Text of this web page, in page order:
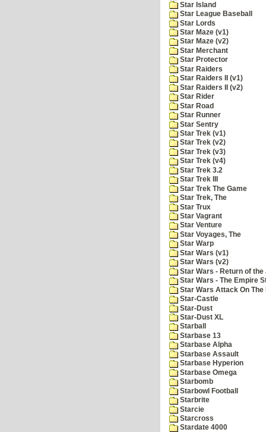
Star Island
Star League Baseball
Star Lords
Star Maze (v1)
Star Maze (v2)
Star Merchant
Star Protector
Star Raiders
Star Raiders II (v1)
Star Raiders II (v2)
Star Rider
Star Road
Star Runner
Star Sentry
Star Trek (v1)
Star Trek (v2)
Star Trek (v3)
Star Trek (v4)
Star Trek 3.2
Star Trek III
Star Trek The Game
Star Trek, The
Star Trux
Star Vagrant
Star Venture
Star Voyages, The
Star Warp
Star Wars (v1)
Star Wars (v2)
Star Wars - Return of
Star Wars - The Empire
Star Wars Attack On The
Star-Castle
Star-Dust
Star-Dust XL
Starball
Starbase 13
Starbase Alpha
Starbase Assault
Starbase Hyperion
Starbase Omega
Starbomb
Starbowl Football
Starbrite
Starcie
Starcross
Stardate 4000